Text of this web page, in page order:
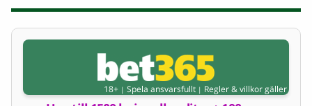
18+ | Spela ansvarsfullt | Regler & villkor gäller